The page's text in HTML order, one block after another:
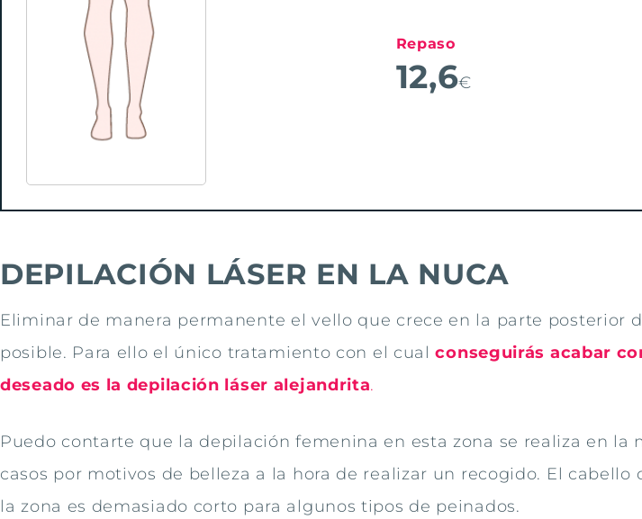
Repaso
12,6€
DEPILACIÓN LÁSER EN LA NUCA
Eliminar de manera permanente el vello que crece en la parte posterior
posible. Para ello el único tratamiento con el cualconseguirás acabar
deseado es la depilación láser alejandrita.
Puedo contarte que la depilación femenina en esta zona se realiza en la
casos por motivos de belleza a la hora de realizar un recogido. El cabello
la zona es demasiado corto para algunos tipos de peinados.